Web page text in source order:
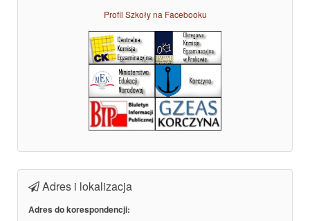
Profil Szkoły na Facebooku
Adres i lokalizacja
Adres do korespondencji: